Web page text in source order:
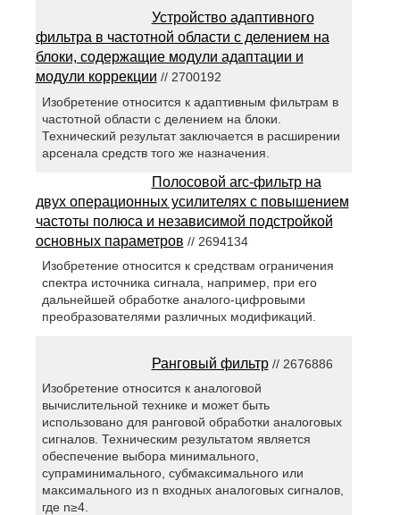
Устройство адаптивного
фильтра в частотной области с делением на
блоки, содержащие модули адаптации и
модули коррекции // 2700192
Изобретение относится к адаптивным фильтрам в
частотной области с делением на блоки.
Технический результат заключается в расширении
арсенала средств того же назначения.
Полосовой arc-фильтр на
двух операционных усилителях с повышением
частоты полюса и независимой подстройкой
основных параметров // 2694134
Изобретение относится к средствам ограничения
спектра источника сигнала, например, при его
дальнейшей обработке аналого-цифровыми
преобразователями различных модификаций.
Ранговый фильтр// 2676886
Изобретение относится к аналоговой
вычислительной технике и может быть
использовано для ранговой обработки аналоговых
сигналов. Техническим результатом является
обеспечение выбора минимального,
супраминимального, субмаксимального или
максимального из n входных аналоговых сигналов,
где n≥4.